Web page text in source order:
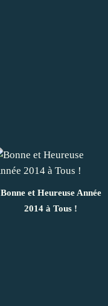
Bonne et Heureuse Année
2014 à Tous !